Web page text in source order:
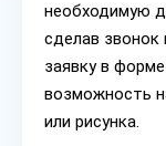
необходимую
сделав
заявку в
возможность
или рисунка.